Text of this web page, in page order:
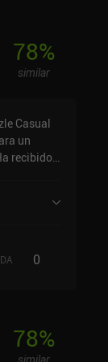
78%
similar
Casual
un
recibido
de 3,2
0
78%